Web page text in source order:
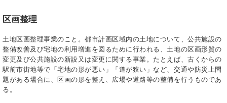
区画整理
土地区画整理事業のこと。都市計画区域内の土地について、公共施設の
整備改善及び宅地の利用増進を図るために行われる、土地の区画形質の
変更及び公共施設の新設又は変更に関する事業。たとえば、古くからの
駅前市街地等で「宅地の形が悪い」「道が狭い」など、交通や防災上問
題がある場合に、区画の形を整え、広場や道路等の整備を行うものであ
る。